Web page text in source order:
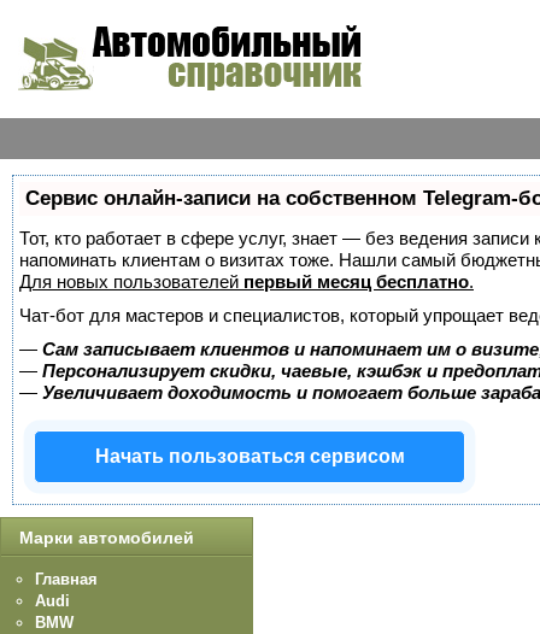
Сервис онлайн-записи на собственном Telegram-
Тот, кто работает в сфере услуг, знает — без ведения
напоминать клиентам о визитах тоже. Нашли самый
Для новых пользователей первый месяц бесплатно.
Чат-бот для мастеров и специалистов, который упрощает
— Сам записывает клиентов и напоминает им о
— Персонализирует скидки, чаевые, кэшбэк и
— Увеличивает доходимость и помогает больше
Начать пользоваться сервисом
Марки автомобилей
Главная
Audi
BMW